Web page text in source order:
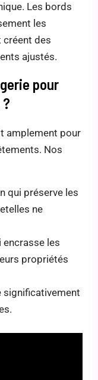
Les bords
les
créent des
ajustés.
pour
amplement pour
Nos
qui préserve les
ne
encrasse les
propriétés
significativement